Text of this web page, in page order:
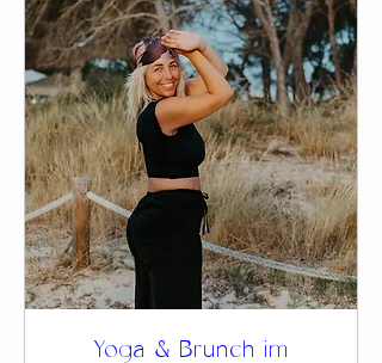
Yoga & Brunch im